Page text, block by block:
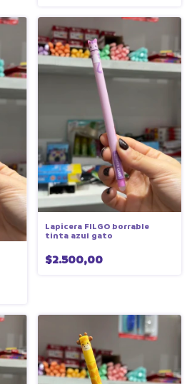
Lapicera FILGO borrable
tinta azul gato
$2.500,00